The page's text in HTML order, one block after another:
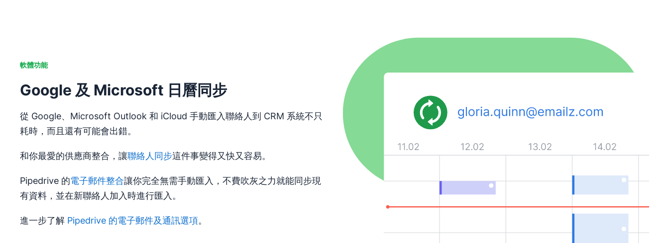
軟體功能
Google 及 Microsoft 日曆同步
從 Google、Microsoft Outlook 和 iCloud 手動匯入聯絡人到 CRM 系統不只
耗時，而且還有可能會出錯。
和你最愛的供應商整合，讓聯絡人同步這件事變得又快又容易。
Pipedrive 的電子郵件整合讓你完全無需手動匯入，不費吹灰之力就能同步現
有資料，並在新聯絡人加入時進行匯入。
進一步了解 Pipedrive 的電子郵件及通訊選項。